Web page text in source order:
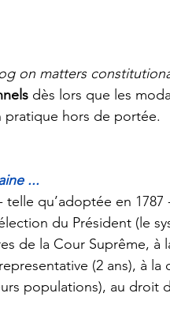
on matters
dès lors que les
pratique hors de portée.
...
qu’adoptée en
du Président (le
de la Cour Suprême, à
(2 ans), à la
populations), au droit